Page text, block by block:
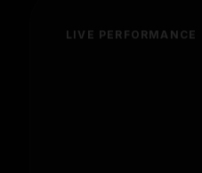
LIVE PERFORMANCE